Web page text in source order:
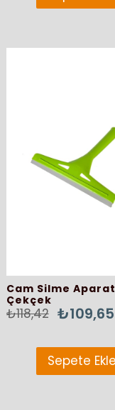
Cam Silme
Çekçek
₺109,65
₺118,42
Sepete Ekle